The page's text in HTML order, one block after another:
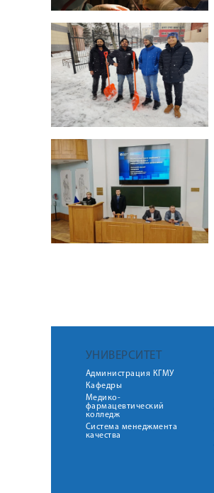
УНИВЕРСИТЕТ
Администрация КГМУ
Кафедры
Медико-
фармацевтический
колледж
Система менеджмента
качества